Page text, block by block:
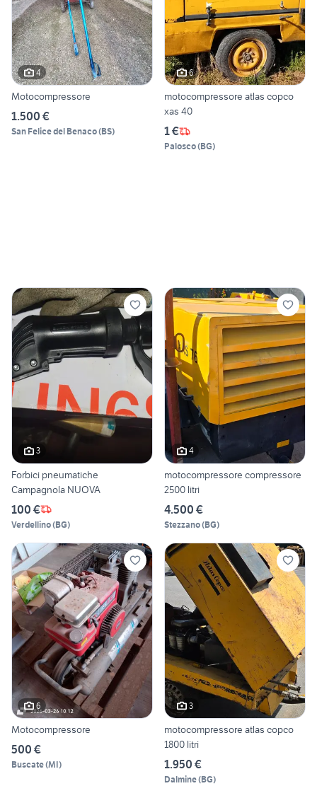
4
Motocompressore
1.500 €
San Felice del Benaco(BS)
6
motocompressore atlas copco
xas 40
1 €
Palosco(BG)
3
Forbici pneumatiche
Campagnola NUOVA
100 €
Verdellino(BG)
4
motocompressore compressore
2500 litri
4.500 €
Stezzano(BG)
6
Motocompressore
500 €
Buscate(MI)
3
motocompressore atlas copco
1800 litri
1.950 €
Dalmine(BG)